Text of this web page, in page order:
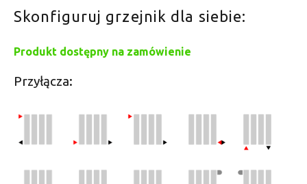
Skonfiguruj grzejnik dla siebie:
Produkt dostępny na zamówienie
Przyłącza: